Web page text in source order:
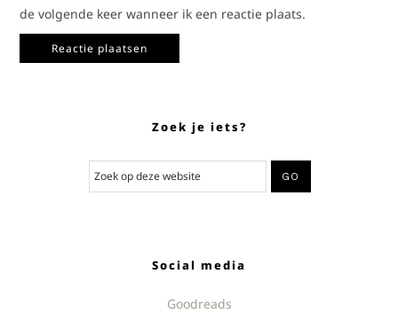
de volgende keer wanneer ik een reactie plaats.
Zoek je iets?
Social media
Goodreads